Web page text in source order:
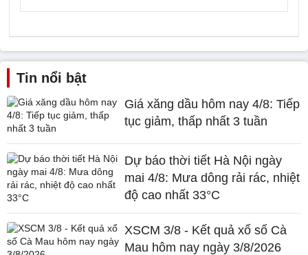
Tin nổi bật
Giá xăng dầu hôm nay 4/8: Tiếp
tục giảm, thấp nhất 3 tuần
Dự báo thời tiết Hà Nội ngày
mai 4/8: Mưa dông rải rác, nhiệt
độ cao nhất 33°C
XSCM 3/8 - Kết quả xổ số Cà
Mau hôm nay ngày 3/8/2026